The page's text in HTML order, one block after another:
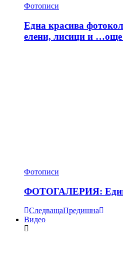
Фотописи
Една красива
елени, лисици и
Фотописи
ФОТОГАЛЕРИЯ: Един
СледващаПредишна
Видео